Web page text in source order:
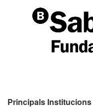
Principals Institucions